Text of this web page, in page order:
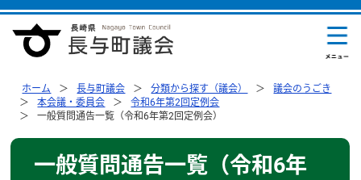
ホーム 長与町議会 分類から探す（議会）
議会のうごき
本会議・委員会
令和6年第2回定例会
一般質問通告一覧（令和6年第2回定例会）
一般質問通告一覧（令和6年